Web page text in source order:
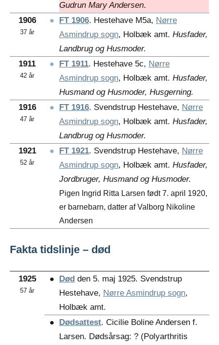
Gudrun Mary Andersen.
1906
37 år
● FT 1906. Hestehave M5a, Nørre
Asmindrup sogn, Holbæk amt. Husfader,
Landbrug og Husmoder.
1911
42 år
● FT 1911. Hestehave 5c, Nørre
Asmindrup sogn, Holbæk amt. Husfader,
Husmand og Husmoder, Husgerning.
1916
47 år
● FT 1916. Svendstrup Hestehave, Nørre
Asmindrup sogn, Holbæk amt. Husfader,
Landbrug og Husmoder.
1921
52 år
● FT 1921. Svendstrup Hestehave, Nørre
Asmindrup sogn, Holbæk amt. Husfader,
Jordbruger, Husmand og Husmoder.
Pigen Ingrid Ritta Larsen født 7. april 1920,
er barnebarn, datter af Valborg Nikoline
Andersen
Fakta tidslinje – død
1925
57 år
● Død den 5. maj 1925. Svendstrup
Hestehave, Nørre Asmindrup sogn,
Holbæk amt.
●
Dødsattest. Cicilie Boline Andersen f.
Larsen. Dødsårsag: ? (Polyarthritis